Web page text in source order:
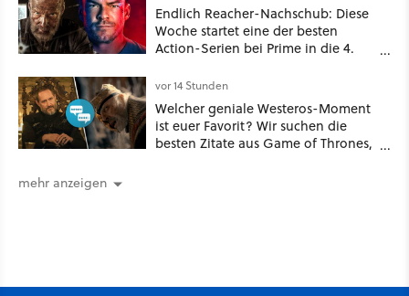
Endlich Reacher-Nachschub: Diese
Woche startet eine der besten
Action-Serien bei Prime in die 4.
vor 14 Stunden
Welcher geniale Westeros-Moment
ist euer Favorit? Wir suchen die
besten Zitate aus Game of Thrones,
mehr anzeigen